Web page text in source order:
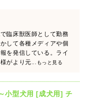
臨床獣医師として勤務
して各種メディアや個
を発信している。ライ
がより元 ...もっと見る
小型犬用 [成犬用] チ